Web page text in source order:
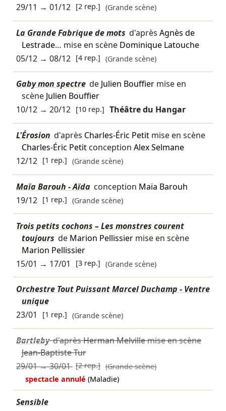
29/11 → 01/12 [2 rep.] (Grande scène)
La Grande Fabrique de mots d'après Agnès de
Lestrade… mise en scène Dominique Latouche
05/12→ 08/12 [4 rep.] (Grande scène)
Gaby mon spectre de Julien Bouffiermise en
scène Julien Bouffier
10/12→ 20/12 [10 rep.] Théâtre du Hangar
L'Érosion d'après Charles-Éric Petitmise en scène
Charles-Éric Petitconception Alex Selmane
12/12 [1 rep.] (Grande scène)
Maïa Barouh - Aïda conception Maïa Barouh
19/12 [1 rep.] (Grande scène)
Trois petits cochons – Les monstres courent
toujours de Marion Pellissiermise en scène
Marion Pellissier
15/01 → 17/01 [3 rep.] (Grande scène)
Orchestre Tout Puissant Marcel Duchamp - Ventre
unique
23/01
[1 rep.] (Grande scène)
Bartlebyd'aprèsHerman Melvillemise en scène
Jean-Baptiste Tur
29/01→30/01 [2 rep.] (Grande scène)
spectacle annulé(Maladie)
Sensible